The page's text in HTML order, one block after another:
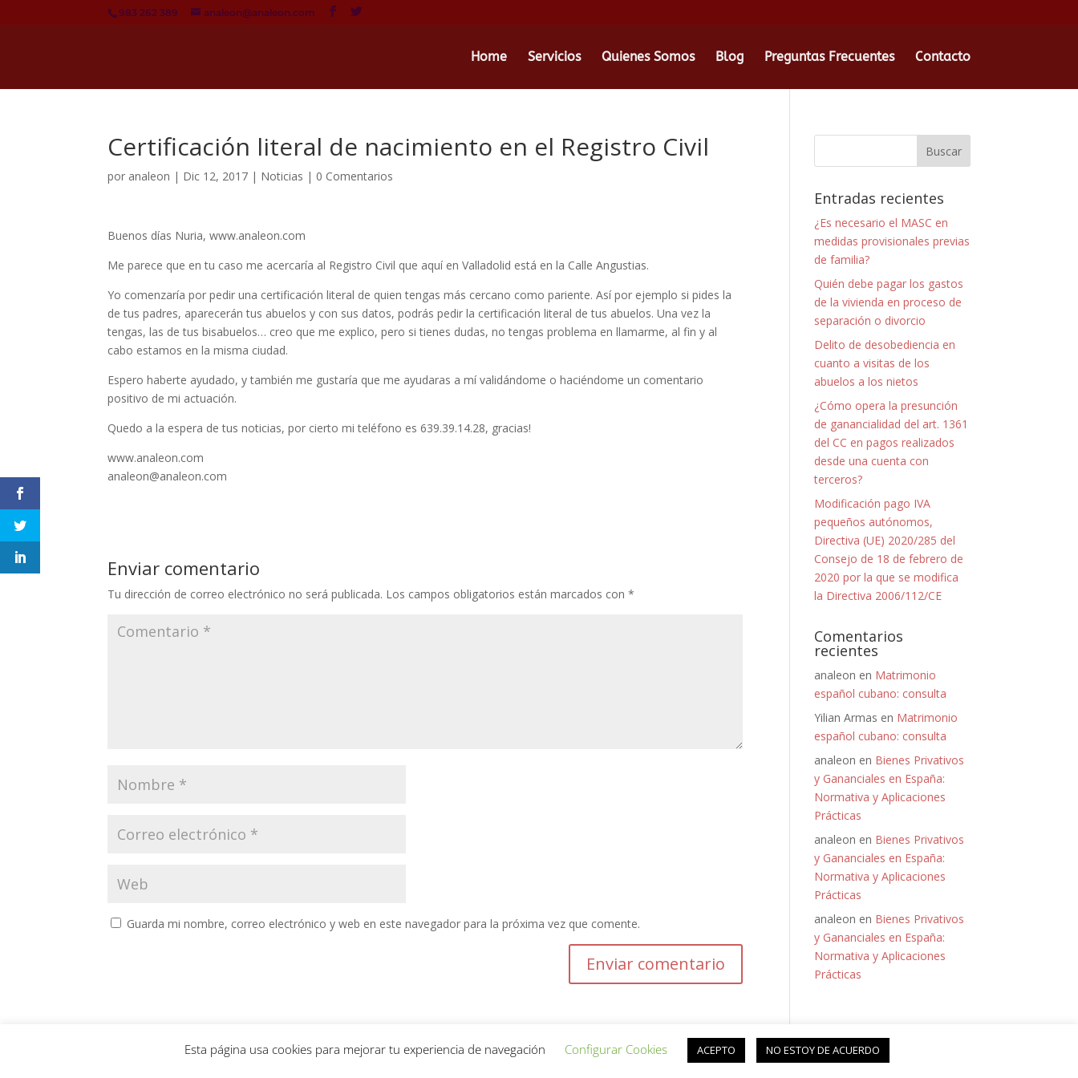
983 262 389 analeon@analeon.com
Home Servicios Quienes Somos Blog Preguntas Frecuentes Contacto
Certificación literal de nacimiento en el Registro Civil
por analeon | Dic 12, 2017 | Noticias | 0 Comentarios
Buenos días Nuria, www.analeon.com
Me parece que en tu caso me acercaría al Registro Civil que aquí en Valladolid está en la Calle Angustias.
Yo comenzaría por pedir una certificación literal de quien tengas más cercano como pariente. Así por ejemplo si pides la
de tus padres, aparecerán tus abuelos y con sus datos, podrás pedir la certificación literal de tus abuelos. Una vez la
tengas, las de tus bisabuelos… creo que me explico, pero si tienes dudas, no tengas problema en llamarme, al fin y al
cabo estamos en la misma ciudad.
Espero haberte ayudado, y también me gustaría que me ayudaras a mí validándome o haciéndome un comentario
positivo de mi actuación.
Quedo a la espera de tus noticias, por cierto mi teléfono es 639.39.14.28, gracias!
www.analeon.com
analeon@analeon.com
Enviar comentario
Tu dirección de correo electrónico no será publicada. Los campos obligatorios están marcados con*
Guarda mi nombre, correo electrónico y web en este navegador para la próxima vez que comente.
Entradas recientes
¿Es necesario el MASC en
medidas provisionales previas
de familia?
Quién debe pagar los gastos
de la vivienda en proceso de
separación o divorcio
Delito de desobediencia en
cuanto a visitas de los
abuelos a los nietos
¿Cómo opera la presunción
de ganancialidad del art. 1361
del CC en pagos realizados
desde una cuenta con
terceros?
Modificación pago IVA
pequeños autónomos,
Directiva (UE) 2020/285 del
Consejo de 18 de febrero de
2020 por la que se modifica
la Directiva 2006/112/CE
Comentarios
recientes
analeon en Matrimonio
español cubano: consulta
Yilian Armas en Matrimonio
español cubano: consulta
analeon en Bienes Privativos
y Gananciales en España:
Normativa y Aplicaciones
Prácticas
analeon en Bienes Privativos
y Gananciales en España:
Normativa y Aplicaciones
Prácticas
analeon en Bienes Privativos
y Gananciales en España:
Normativa y Aplicaciones
Prácticas
Esta página usa cookies para mejorar tu experiencia de navegación Configurar Cookies ACEPTO NO ESTOY DE ACUERDO